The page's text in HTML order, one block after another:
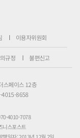
이용자위원회
규정 불편신고
스페이스 12층
4015-8658
4010-7078
니스포스트